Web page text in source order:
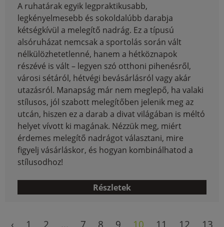
A ruhatárak egyik legpraktikusabb,
legkényelmesebb és sokoldalúbb darabja
kétségkívül a melegítő nadrág. Ez a típusú
alsóruházat nemcsak a sportolás során vált
nélkülözhetetlenné, hanem a hétköznapok
részévé is vált – legyen szó otthoni pihenésről,
városi sétáról, hétvégi bevásárlásról vagy akár
utazásról. Manapság már nem meglepő, ha valaki
stílusos, jól szabott melegítőben jelenik meg az
utcán, hiszen ez a darab a divat világában is méltó
helyet vívott ki magának. Nézzük meg, miért
érdemes melegítő nadrágot választani, mire
figyelj vásárláskor, és hogyan kombinálhatod a
stílusodhoz!
Részletek